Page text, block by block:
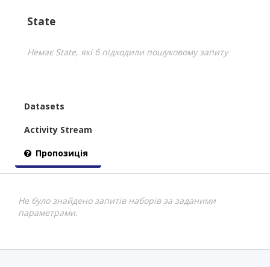
State
Немає State, які б підходили пошуковому запиту
Datasets
Activity Stream
Пропозиція
Не було знайдено запитів наборів за заданими
параметрами.